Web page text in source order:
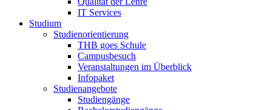
IT Services
Studium
Studienorientierung
THB goes Schule
Campusbesuch
Veranstaltungen im Überblick
Infopaket
Studienangebote
Studiengänge